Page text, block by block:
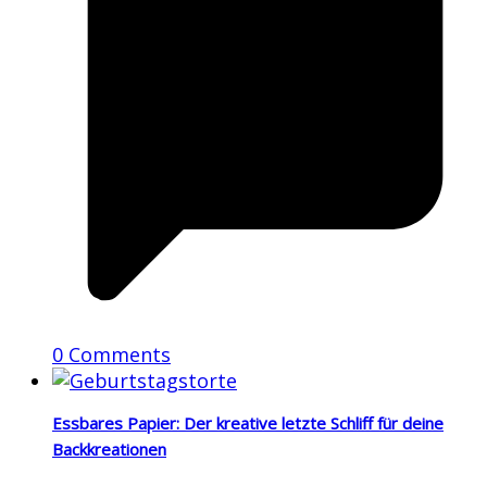
0 Comments
Essbares Papier: Der kreative letzte Schliff für deine
Backkreationen